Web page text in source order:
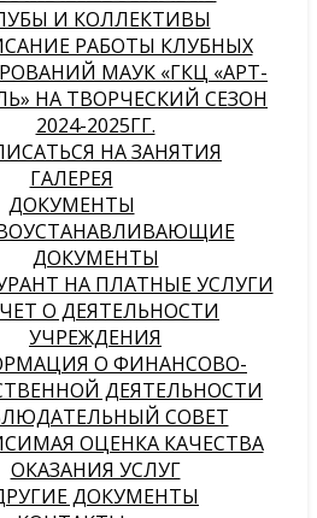
И КОЛЛЕКТИВЫ
РАБОТЫ КЛУБНЫХ
МАУК «ГКЦ «АРТ-
НА ТВОРЧЕСКИЙ СЕЗОН
2024-2025ГГ.
НА ЗАНЯТИЯ
ГАЛЕРЕЯ
ДОКУМЕНТЫ
ДОКУМЕНТЫ
НА ПЛАТНЫЕ УСЛУГИ
О ДЕЯТЕЛЬНОСТИ
УЧРЕЖДЕНИЯ
О ФИНАНСОВО-
ДЕЯТЕЛЬНОСТИ
СОВЕТ
ОЦЕНКА КАЧЕСТВА
ОКАЗАНИЯ УСЛУГ
ДОКУМЕНТЫ